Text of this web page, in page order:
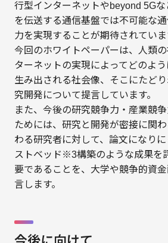
行型インターネットやbeyond 5G
を伝送する通信基盤では不可能な
力を実現することが期待されていま
今回のホワイトペーパーは、人類
ターネットの実現によってどのよう
生み出される社会像、そこにたど
究開発について提言しています。
また、今後の研究競争力・産業競
ためには、研究と開発が密接に関
わる研究者に対して、論文になり
ストベッド※3構築のような成果を
要であることを、大学や競争的資
言します。